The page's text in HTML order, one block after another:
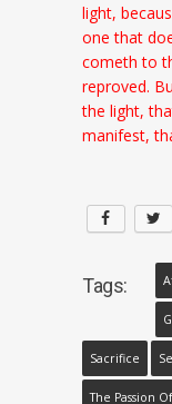
light,
one that
cometh to
reproved.
the light,
manifest,
Tags:
Sacrifice
The Passion